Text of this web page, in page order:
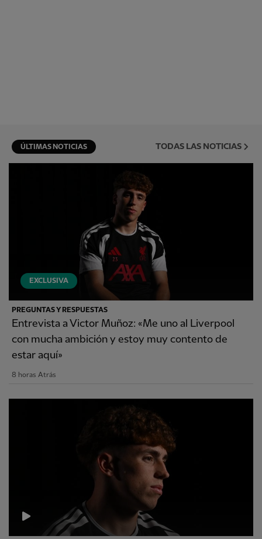
ÚLTIMAS NOTICIAS TODAS LAS NOTICIAS
EXCLUSIVA
PREGUNTAS Y RESPUESTAS
Entrevista a Victor Muñoz: «Me uno al Liverpool
con mucha ambición y estoy muy contento de
estar aquí»
8 horas Atrás